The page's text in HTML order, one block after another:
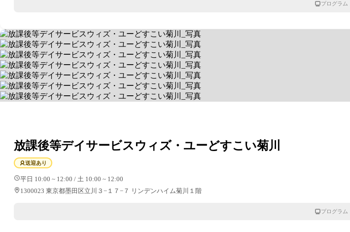
プログラム
放課後等デイサービスウィズ・ユーどすこい菊川
送迎あり
平日 10:00 ~ 12:00 / 土 10:00 ~ 12:00
1300023 東京都墨田区立川３−１７−７ リンデンハイム菊川１階
プログラム